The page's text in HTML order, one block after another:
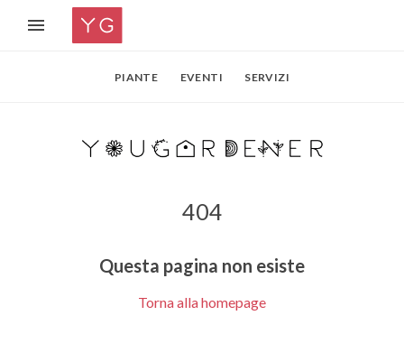
PIANTE EVENTI SERVIZI
404
Questa pagina non esiste
Torna alla homepage